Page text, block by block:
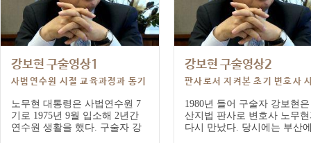
강보현 구술영상1
사법연수원 시절 교육과정과 동기
관계
노무현 대통령은 사법연수원 7
기로 1975년 9월 입소해 2년간
연수원 생활을 했다. 구술자 강
강보현 구술영상2
판사로서 지켜본 초기 변호사
절 면모
1980년 들어 구술자 강보현
산지법 판사로 변호사 노무
다시 만났다. 당시에는 부산